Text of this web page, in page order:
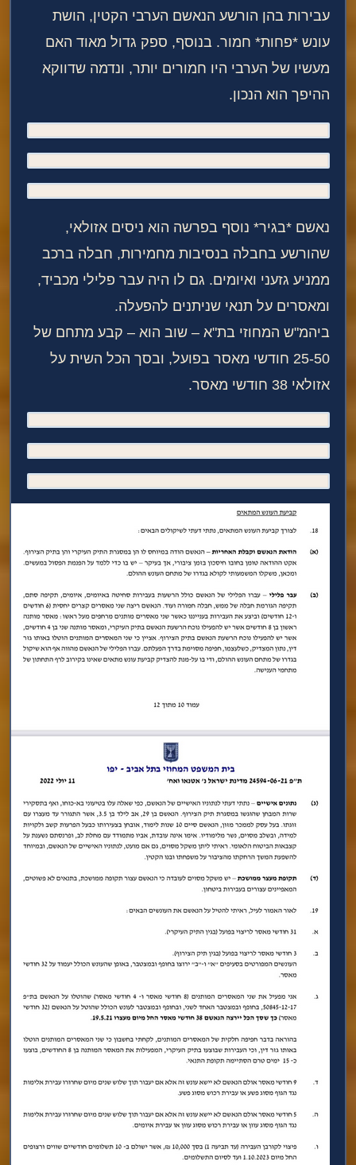
עבירות בהן הורשע הנאשם הערבי הקטין, הושת
עונש *פחות* חמור. בנוסף, ספק גדול מאוד האם
מעשיו של הערבי היו חמורים יותר, ונדמה שדווקא
ההיפך הוא הנכון.
נאשם *בגיר* נוסף בפרשה הוא ניסים אזולאי,
שהורשע בחבלה בנסיבות מחמירות, חבלה ברכב
ממניע גזעני ואיומים. גם לו היה עבר פלילי מכביד,
ומאסרים על תנאי שניתנים להפעלה.
ביהמ"ש המחוזי בת"א – שוב הוא – קבע מתחם של
25-50 חודשי מאסר בפועל, ובסך הכל השית על
אזולאי 38 חודשי מאסר.